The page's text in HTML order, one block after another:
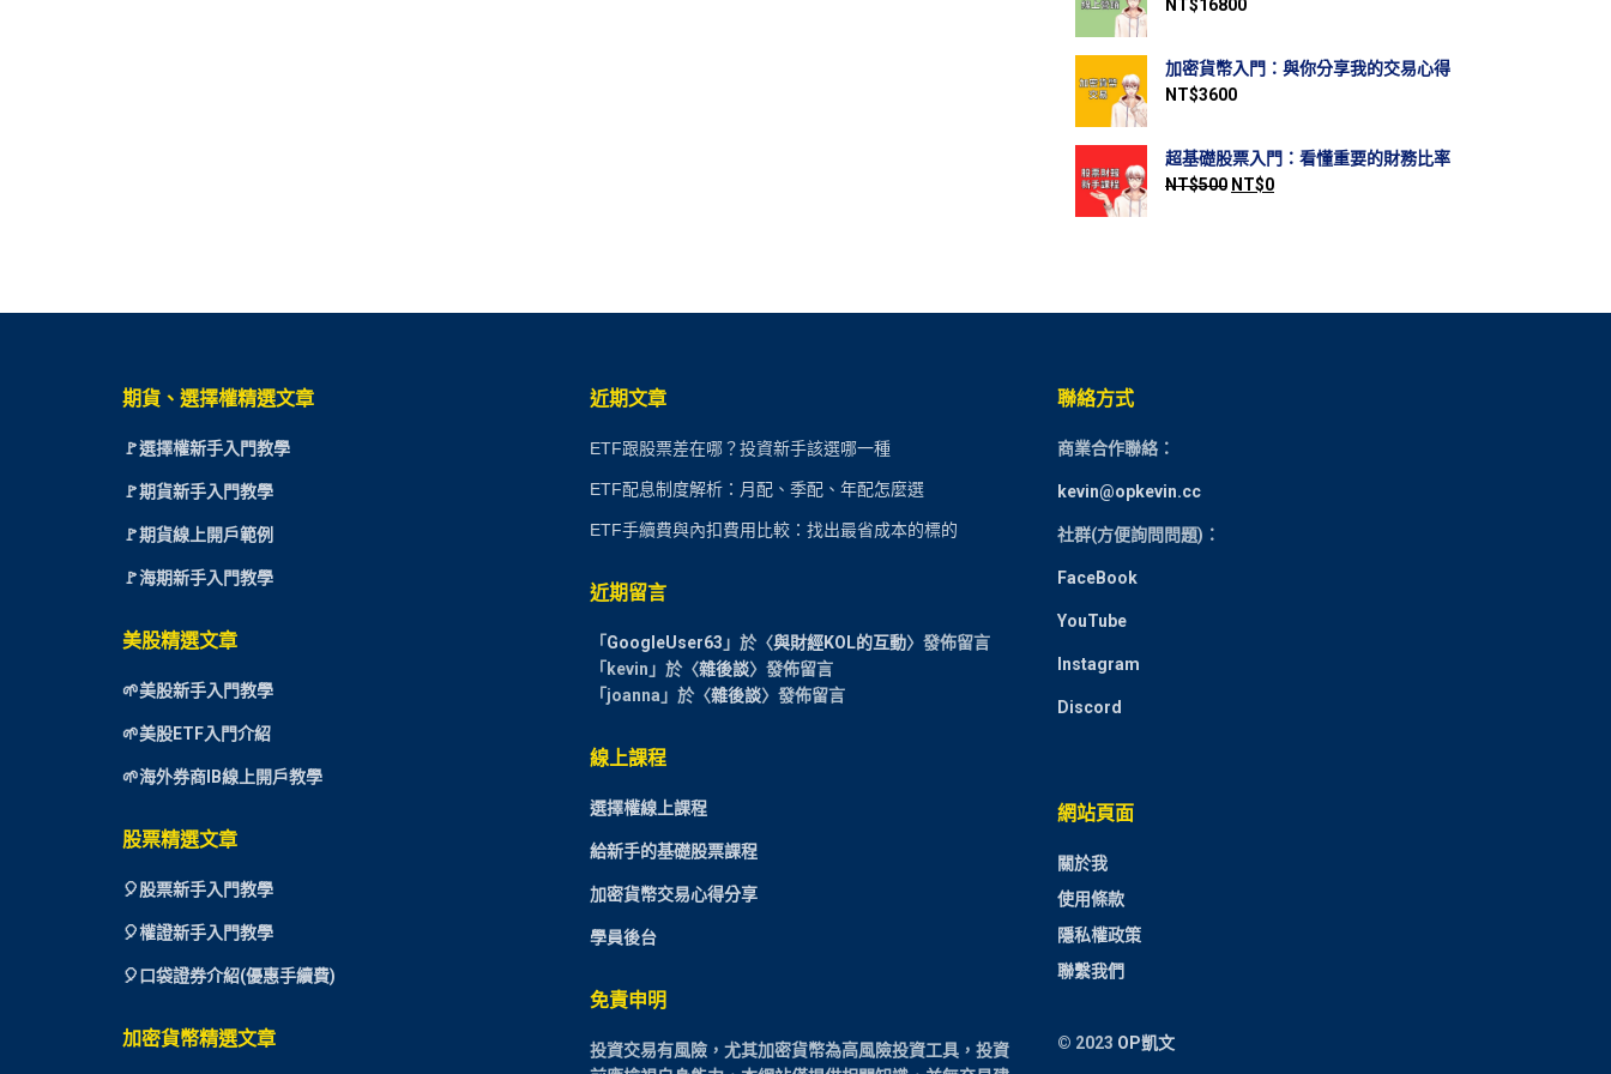
NT$16800
加密貨幣入門：與你分享我的交易心得
NT$3600
超基礎股票入門：看懂重要的財務比率
NT$500 NT$0
期貨、選擇權精選文章
🚩選擇權新手入門教學
🚩期貨新手入門教學
🚩期貨線上開戶範例
🚩海期新手入門教學
美股精選文章
🌱美股新手入門教學
🌱美股ETF入門介紹
🌱海外券商IB線上開戶教學
股票精選文章
🎈股票新手入門教學
🎈權證新手入門教學
🎈口袋證券介紹(優惠手續費)
加密貨幣精選文章
近期文章
ETF跟股票差在哪？投資新手該選哪一種
ETF配息制度解析：月配、季配、年配怎麼選
ETF手續費與內扣費用比較：找出最省成本的標的
近期留言
「 GoogleUser63 」於〈與財經KOL的互動〉發佈留言
「 kevin 」於〈雜後談〉發佈留言
「 joanna 」於〈雜後談〉發佈留言
線上課程
選擇權線上課程
給新手的基礎股票課程
加密貨幣交易心得分享
學員後台
免責申明
投資交易有風險，尤其加密貨幣為高風險投資工具，投資
聯絡方式
商業合作聯絡：
kevin@opkevin.cc
社群(方便詢問問題)：
FaceBook
YouTube
Instagram
Discord
網站頁面
關於我
使用條款
隱私權政策
聯繫我們
© 2023 OP凱文